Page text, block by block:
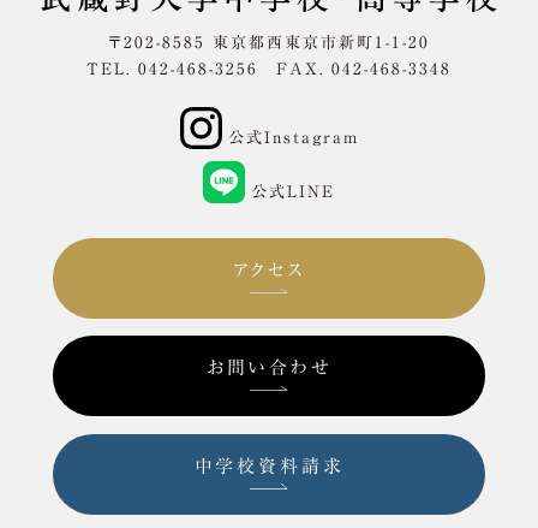
〒202-8585 東京都西東京市新町1-1-20
TEL. 042-468-3256 FAX. 042-468-3348
公式Instagram
公式LINE
アクセス
お問い合わせ
中学校資料請求